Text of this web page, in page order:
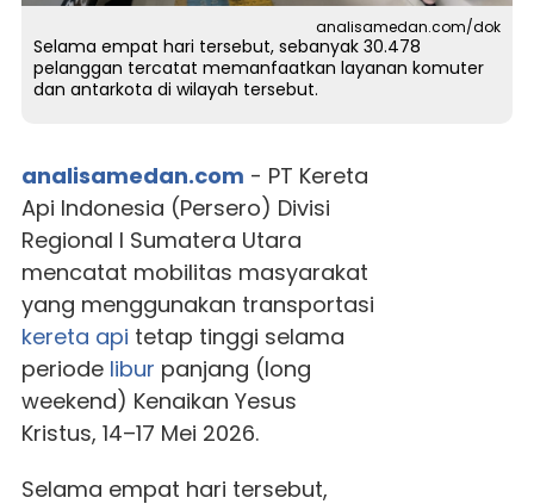
analisamedan.com/dok
Selama empat hari tersebut, sebanyak 30.478
pelanggan tercatat memanfaatkan layanan komuter
dan antarkota di wilayah tersebut.
analisamedan.com - PT Kereta
Api Indonesia (Persero) Divisi
Regional I Sumatera Utara
mencatat mobilitas masyarakat
yang menggunakan transportasi
kereta api tetap tinggi selama
periode libur panjang (long
weekend) Kenaikan Yesus
Kristus, 14–17 Mei 2026.
Selama empat hari tersebut,